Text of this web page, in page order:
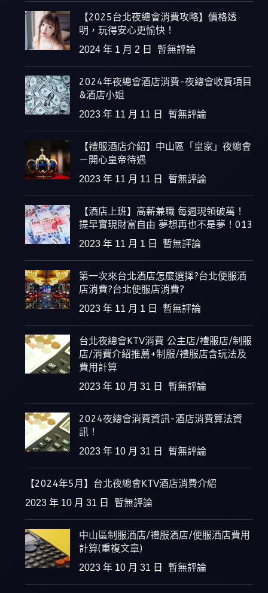
【2025台北夜總會消費攻略】價格透
明，玩得安心更愉快！
2024 年 1 月 2 日 暫無評論
2024年夜總會酒店消費-夜總會收費項目
&酒店小姐
2023 年 11 月 11 日 暫無評論
【禮服酒店介紹】中山區「皇家」夜總會
－開心皇帝待遇
2023 年 11 月 11 日 暫無評論
【酒店上班】高薪兼職 每週現領破萬！
提早實現財富自由 夢想再也不是夢！013
2023 年 11 月 1 日 暫無評論
第一次來台北酒店怎麼選擇?台北便服酒
店消費?台北便服店消費?
2023 年 11 月 1 日 暫無評論
台北夜總會KTV消費 公主店/禮服店/制服
店/消費介紹推薦+制服/禮服店含玩法及
費用計算
2023 年 10 月 31 日 暫無評論
2024夜總會消費資訊-酒店消費算法資
訊！
2023 年 10 月 31 日 暫無評論
【2024年5月】台北夜總會KTV酒店消費介紹
2023 年 10 月 31 日 暫無評論
中山區制服酒店/禮服酒店/便服酒店費用
計算(重複文章)
2023 年 10 月 31 日 暫無評論